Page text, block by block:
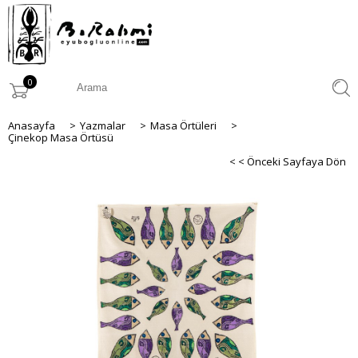
0
Anasayfa > Yazmalar > Masa Örtüleri
>
Çinekop Masa Örtüsü
< < Önceki Sayfaya Dön